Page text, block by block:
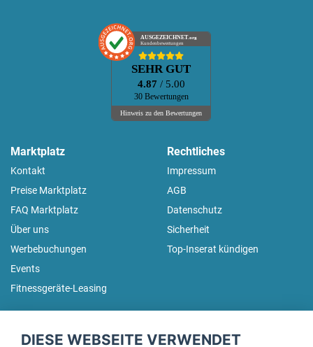
AUSGEZEICHNET.org
Kundenbewertungen
SEHR GUT
4.87 / 5.00
30 Bewertungen
Hinweis zu den Bewertungen
Marktplatz
Kontakt
Preise Marktplatz
FAQ Marktplatz
Über uns
Werbebuchungen
Events
Fitnessgeräte-Leasing
Rechtliches
Impressum
AGB
Datenschutz
Sicherheit
Top-Inserat kündigen
DIESE WEBSEITE VERWENDET